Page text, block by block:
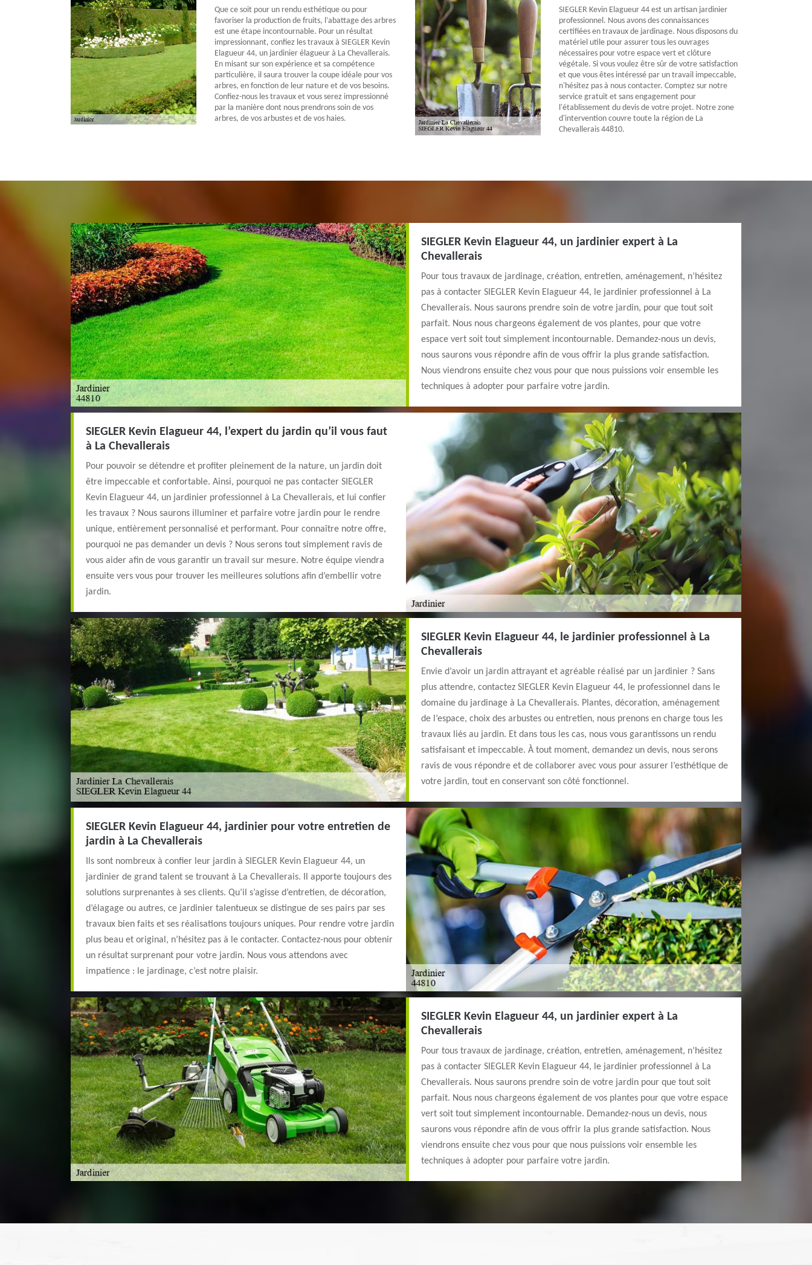
Que ce soit pour un rendu esthétique ou pour
favoriser la production de fruits, l’abattage des arbres
est une étape incontournable. Pour un résultat
impressionnant, confiez les travaux à SIEGLER Kevin
Elagueur 44, un jardinier élagueur à La Chevallerais.
En misant sur son expérience et sa compétence
particulière, il saura trouver la coupe idéale pour vos
arbres, en fonction de leur nature et de vos besoins.
Confiez-nous les travaux et vous serez impressionné
par la manière dont nous prendrons soin de vos
arbres, de vos arbustes et de vos haies.
SIEGLER Kevin Elagueur 44 est un artisan jardinier
professionnel. Nous avons des connaissances
certifiées en travaux de jardinage. Nous disposons du
matériel utile pour assurer tous les ouvrages
nécessaires pour votre espace vert et clôture
végétale. Si vous voulez être sûr de votre satisfaction
et que vous êtes intéressé par un travail impeccable,
n'hésitez pas à nous contacter. Comptez sur notre
service gratuit et sans engagement pour
l'établissement du devis de votre projet. Notre zone
d'intervention couvre toute la région de La
Chevallerais 44810.
SIEGLER Kevin Elagueur 44, un jardinier expert à La
Chevallerais
Pour tous travaux de jardinage, création, entretien, aménagement, n’hésitez
pas à contacter SIEGLER Kevin Elagueur 44, le jardinier professionnel à La
Chevallerais. Nous saurons prendre soin de votre jardin, pour que tout soit
parfait. Nous nous chargeons également de vos plantes, pour que votre
espace vert soit tout simplement incontournable. Demandez-nous un devis,
nous saurons vous répondre afin de vous offrir la plus grande satisfaction.
Nous viendrons ensuite chez vous pour que nous puissions voir ensemble les
techniques à adopter pour parfaire votre jardin.
SIEGLER Kevin Elagueur 44, l’expert du jardin qu’il vous faut
à La Chevallerais
Pour pouvoir se détendre et profiter pleinement de la nature, un jardin doit
être impeccable et confortable. Ainsi, pourquoi ne pas contacter SIEGLER
Kevin Elagueur 44, un jardinier professionnel à La Chevallerais, et lui confier
les travaux ? Nous saurons illuminer et parfaire votre jardin pour le rendre
unique, entièrement personnalisé et performant. Pour connaître notre offre,
pourquoi ne pas demander un devis ? Nous serons tout simplement ravis de
vous aider afin de vous garantir un travail sur mesure. Notre équipe viendra
ensuite vers vous pour trouver les meilleures solutions afin d’embellir votre
jardin.
SIEGLER Kevin Elagueur 44, le jardinier professionnel à La
Chevallerais
Envie d’avoir un jardin attrayant et agréable réalisé par un jardinier ? Sans
plus attendre, contactez SIEGLER Kevin Elagueur 44, le professionnel dans le
domaine du jardinage à La Chevallerais. Plantes, décoration, aménagement
de l’espace, choix des arbustes ou entretien, nous prenons en charge tous les
travaux liés au jardin. Et dans tous les cas, nous vous garantissons un rendu
satisfaisant et impeccable. À tout moment, demandez un devis, nous serons
ravis de vous répondre et de collaborer avec vous pour assurer l’esthétique de
votre jardin, tout en conservant son côté fonctionnel.
SIEGLER Kevin Elagueur 44, jardinier pour votre entretien de
jardin à La Chevallerais
Ils sont nombreux à confier leur jardin à SIEGLER Kevin Elagueur 44, un
jardinier de grand talent se trouvant à La Chevallerais. Il apporte toujours des
solutions surprenantes à ses clients. Qu’il s’agisse d’entretien, de décoration,
d’élagage ou autres, ce jardinier talentueux se distingue de ses pairs par ses
travaux bien faits et ses réalisations toujours uniques. Pour rendre votre jardin
plus beau et original, n’hésitez pas à le contacter. Contactez-nous pour obtenir
un résultat surprenant pour votre jardin. Nous vous attendons avec
impatience : le jardinage, c’est notre plaisir.
SIEGLER Kevin Elagueur 44, un jardinier expert à La
Chevallerais
Pour tous travaux de jardinage, création, entretien, aménagement, n’hésitez
pas à contacter SIEGLER Kevin Elagueur 44, le jardinier professionnel à La
Chevallerais. Nous saurons prendre soin de votre jardin pour que tout soit
parfait. Nous nous chargeons également de vos plantes pour que votre espace
vert soit tout simplement incontournable. Demandez-nous un devis, nous
saurons vous répondre afin de vous offrir la plus grande satisfaction. Nous
viendrons ensuite chez vous pour que nous puissions voir ensemble les
techniques à adopter pour parfaire votre jardin.